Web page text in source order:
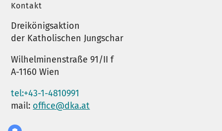
Kontakt
Dreikönigsaktion
der Katholischen Jungschar
Wilhelminenstraße 91/II f
A-1160 Wien
tel:+43-1-4810991
mail: office@dka.at